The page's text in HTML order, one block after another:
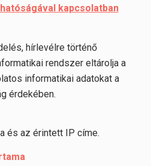
kapcsolatban
hírlevélre történő
rendszer eltárolja a
informatikai adatokat a
érdekében.
és az érintett IP címe.